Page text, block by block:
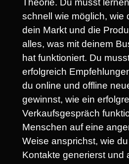
Theorie. Du musst
schnell wie möglich, wie
dein Markt und die
alles, was mit deinem
hat funktioniert. Du
erfolgreich
du online und offline
gewinnst, wie ein
Verkaufsgespräch
Menschen auf eine
Weise ansprichst, wie
Kontakte generierst und